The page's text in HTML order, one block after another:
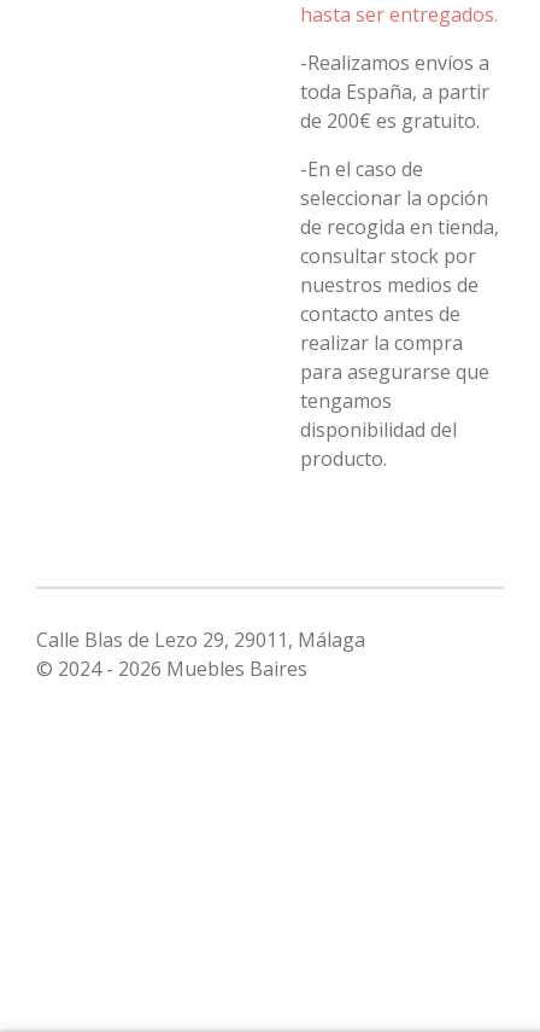
hasta ser entregados.
-Realizamos envíos a
toda España, a partir
de 200€ es gratuito.
-En el caso de
seleccionar la opción
de recogida en tienda,
consultar stock por
nuestros medios de
contacto antes de
realizar la compra
para asegurarse que
tengamos
disponibilidad del
producto.
Calle Blas de Lezo 29, 29011, Málaga
© 2024 - 2026 Muebles Baires